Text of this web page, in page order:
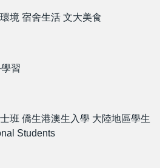
境 宿舍生活 文大美食
習
班 僑生港澳生入學 大陸地區學生
Students